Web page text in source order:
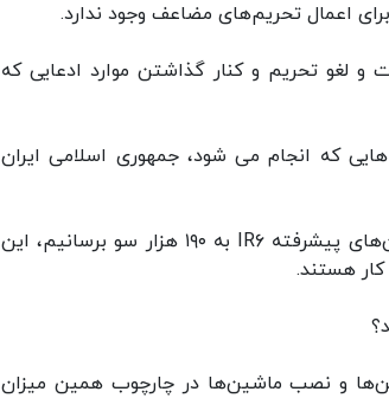
اعمال تحریم‌های مضاعف وجود ندارد.
لغو تحریم و کنار گذاشتن موارد ادعایی که
که انجام می شود، جمهوری اسلامی ایران
اسلامی: براساس قانون ابلاغی باید ظرفیت غنی سازی را با تاکید بر ماشین‌های پیشرفته IR۶ به ۱۹۰ هزار سو برسانیم، این
هستند.
ماشین‌ها و نصب ماشین‌ها در چارچوب همین میزان